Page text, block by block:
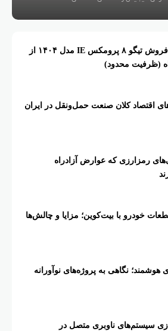
شروع فروش تیگو ۸ پرومکس IE مدل ۱۴۰۴ از
اقتصاد کلان صنعت حمل‌ونقل در ایران
رمزارزی که عوارض آزادراه
خودرو با بیت‌کوین؛ مزایا و چالش‌ها
هوشمند؛ نگاهی به پروژه‌های نوآورانه
سیستم‌های ناوبری متصل در